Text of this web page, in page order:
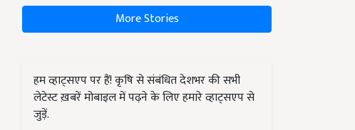
More Stories
हम व्हाट्सएप पर हैं! कृषि से संबंधित देशभर की सभी
लेटेस्ट ख़बरें मोबाइल में पढ़ने के लिए हमारे व्हाट्सएप से
जुड़ें.